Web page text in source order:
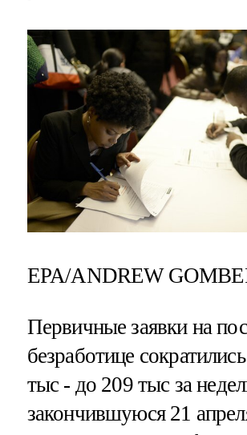
EPA/ANDREW
Первичные заявки на
безработице
тыс - до 209 тыс за
закончившуюся 21